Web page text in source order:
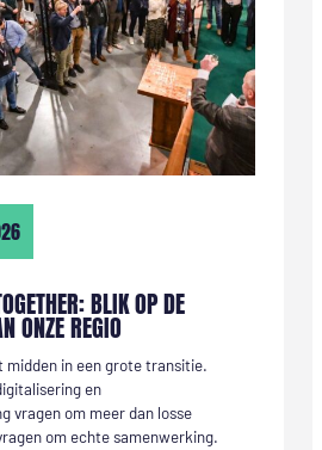
BLIK OP DE
ONZE REGIO
midden in een grote transitie.
en
vragen om meer dan losse
om echte samenwerking.